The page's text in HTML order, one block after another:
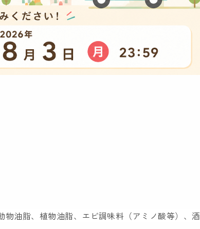
油脂、植物油脂、エビ調味料（アミノ酸等）、酒